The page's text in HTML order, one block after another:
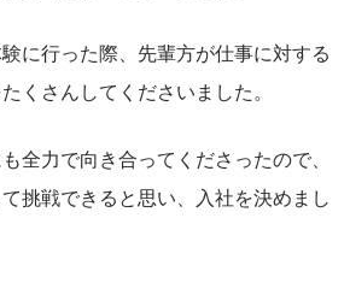
に行った際、先輩方が仕事に対する
くさんしてくださいました。
全力で向き合ってくださったので、
挑戦できると思い、入社を決めまし